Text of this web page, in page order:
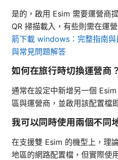
是的，啟用 Esim 需要運營商
QR 掃描載入，有些則需在運
箭下載 windows：完整指南
與常見問題解答
如何在旅行時切換運營商？
通常在設定中新增另一個
區與運營商，並啟用該配置檔
我可以同時使用兩個不同
在支援雙 Esim 的機型上，理
地區的網路配置檔，但實際使